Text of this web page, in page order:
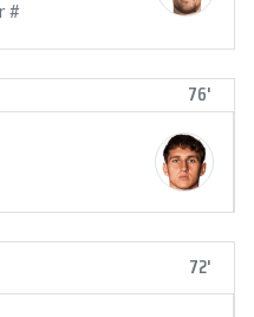
#
76'
72'